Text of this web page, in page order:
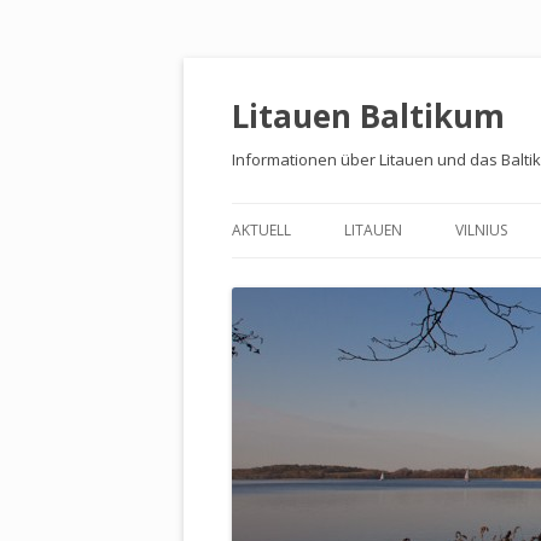
Litauen Baltikum
Informationen über Litauen und das
AKTUELL LITAUEN
WASSERBURG TRAKAI
LINKS
VILNIUS
MUSEEN